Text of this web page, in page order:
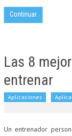
Continuar
Las 8
entrenar
Aplicaciones
Un entrenador